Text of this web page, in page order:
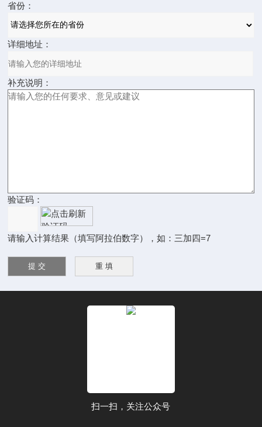
省份：
详细地址：
补充说明：
验证码：
请输入计算结果（填写阿拉伯数字），如：三加四=7
扫一扫，关注公众号